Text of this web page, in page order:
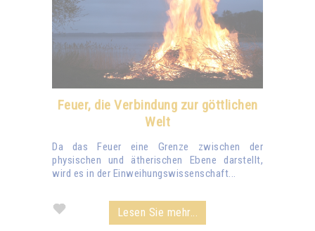
Feuer, die Verbindung zur göttlichen
Welt
Da das Feuer eine Grenze zwischen der
physischen und ätherischen Ebene darstellt,
wird es in der Einweihungswissenschaft...
Lesen Sie mehr...